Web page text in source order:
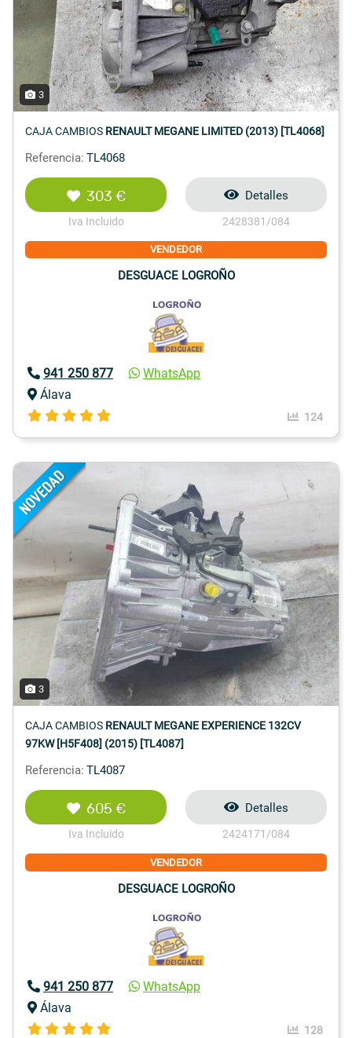
3
CAJA CAMBIOS RENAULT MEGANE LIMITED (2013) [TL4068]
Referencia: TL4068
303 €
Iva Incluido
Detalles
2428381/084
VENDEDOR
DESGUACE LOGROÑO
941 250 877
WhatsApp
Álava
124
3
CAJA CAMBIOS RENAULT MEGANE EXPERIENCE 132CV
97KW [H5F408] (2015) [TL4087]
Referencia: TL4087
605 €
Iva Incluido
Detalles
2424171/084
VENDEDOR
DESGUACE LOGROÑO
941 250 877
WhatsApp
Álava
128